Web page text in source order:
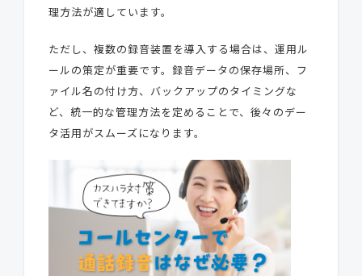
理方法が適しています。
ただし、複数の録音装置を導入する場合は、運用ル
ールの策定が重要です。録音データの保存場所、フ
ァイル名の付け方、バックアップのタイミングな
ど、統一的な管理方法を定めることで、後々のデー
タ活用がスムーズになります。